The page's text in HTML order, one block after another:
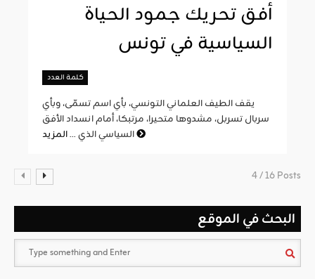
أفق تحريك جمود الحياة
السياسية في تونس
كلمة العدد
يقف الطيف العلماني التونسي، بأي اسم تسمّى، وبأي
سربال تسربل، مشدوها متحيرا، مرتبكا، أمام انسداد الأفق
السياسي الذي ...
4 / 16 Posts
البحث في الموقع